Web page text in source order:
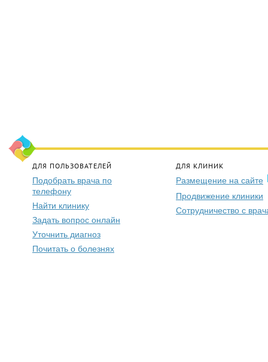
ДЛЯ ПОЛЬЗОВАТЕЛЕЙ
Подобрать врача по
телефону
Найти клинику
Задать вопрос онлайн
Уточнить диагноз
Почитать о болезнях
ДЛЯ КЛИНИК
Размещение на сайте
Продвижение клиники
Сотрудничество с